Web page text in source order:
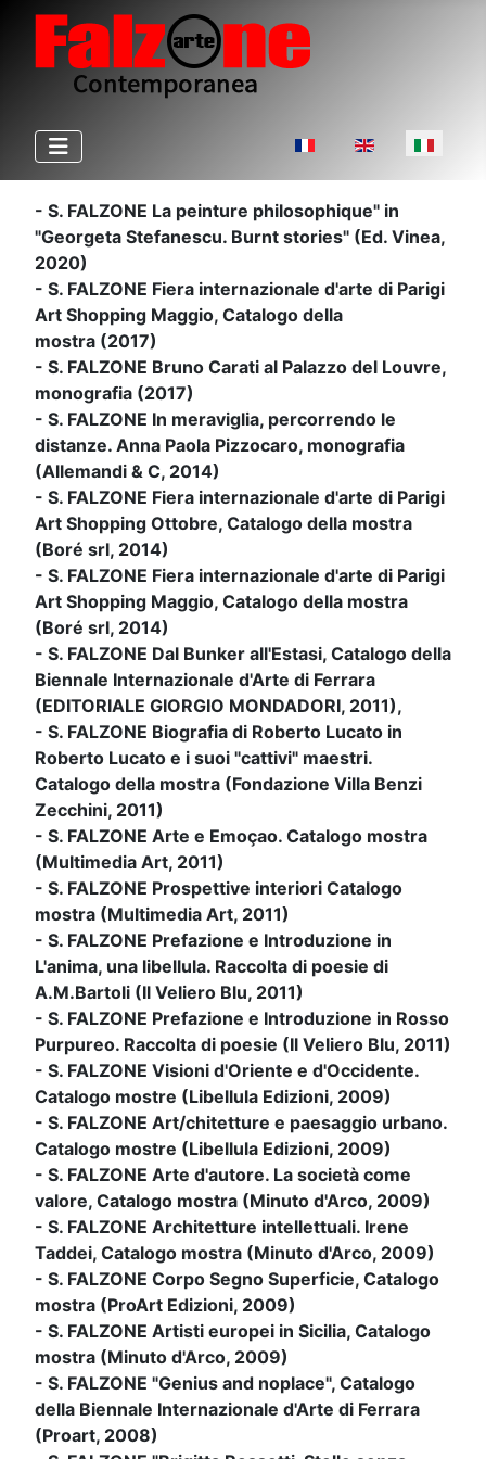
Seleziona la tua lingua
- S. FALZONE La peinture philosophique" in
"Georgeta Stefanescu. Burnt stories" (Ed. Vinea,
2020)
- S. FALZONE Fiera internazionale d'arte di Parigi
Art Shopping Maggio, Catalogo della
mostra (2017)
- S. FALZONE Bruno Carati al Palazzo del Louvre,
monografia (2017)
- S. FALZONE In meraviglia, percorrendo le
distanze. Anna Paola Pizzocaro, monografia
(Allemandi & C, 2014)
- S. FALZONE Fiera internazionale d'arte di Parigi
Art Shopping Ottobre, Catalogo della mostra
(Boré srl, 2014)
- S. FALZONE Fiera internazionale d'arte di Parigi
Art Shopping Maggio, Catalogo della mostra
(Boré srl, 2014)
- S. FALZONE Dal Bunker all'Estasi, Catalogo della
Biennale Internazionale d'Arte di Ferrara
(EDITORIALE GIORGIO MONDADORI, 2011),
- S. FALZONE Biografia di Roberto Lucato in
Roberto Lucato e i suoi "cattivi" maestri.
Catalogo della mostra (Fondazione Villa Benzi
Zecchini, 2011)
- S. FALZONE Arte e Emoçao. Catalogo mostra
(Multimedia Art, 2011)
- S. FALZONE Prospettive interiori Catalogo
mostra (Multimedia Art, 2011)
- S. FALZONE Prefazione e Introduzione in
L'anima, una libellula. Raccolta di poesie di
A.M.Bartoli (Il Veliero Blu, 2011)
- S. FALZONE Prefazione e Introduzione in Rosso
Purpureo. Raccolta di poesie (Il Veliero Blu, 2011)
- S. FALZONE Visioni d'Oriente e d'Occidente.
Catalogo mostre (Libellula Edizioni, 2009)
- S. FALZONE Art/chitetture e paesaggio urbano.
Catalogo mostre (Libellula Edizioni, 2009)
- S. FALZONE Arte d'autore. La società come
valore, Catalogo mostra (Minuto d'Arco, 2009)
- S. FALZONE Architetture intellettuali. Irene
Taddei, Catalogo mostra (Minuto d'Arco, 2009)
- S. FALZONE Corpo Segno Superficie, Catalogo
mostra (ProArt Edizioni, 2009)
- S. FALZONE Artisti europei in Sicilia, Catalogo
mostra (Minuto d'Arco, 2009)
- S. FALZONE "Genius and noplace", Catalogo
della Biennale Internazionale d'Arte di Ferrara
(Proart, 2008)